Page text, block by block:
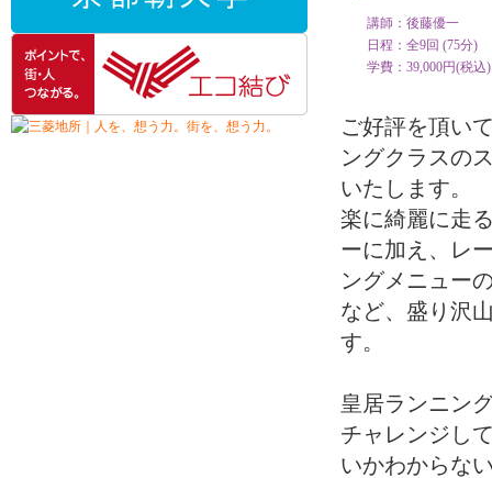
講師：後藤優一
日程：全9回 (75分)
学費：39,000円(税込)
ご好評を頂い
ングクラスの
いたします。
楽に綺麗に走
ーに加え、レ
ングメニュー
など、盛り沢
す。
皇居ランニン
チャレンジし
いかわからな